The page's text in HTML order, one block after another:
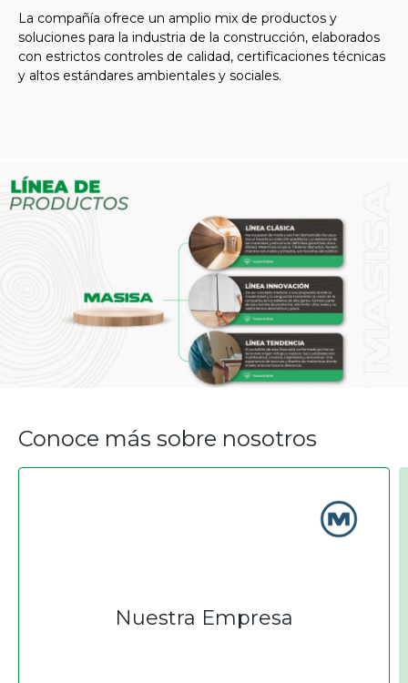
La compañía ofrece un amplio mix de productos y
soluciones para la industria de la construcción, elaborados
con estrictos controles de calidad, certificaciones técnicas
y altos estándares ambientales y sociales.
Conoce más sobre nosotros
Nuestra Empresa